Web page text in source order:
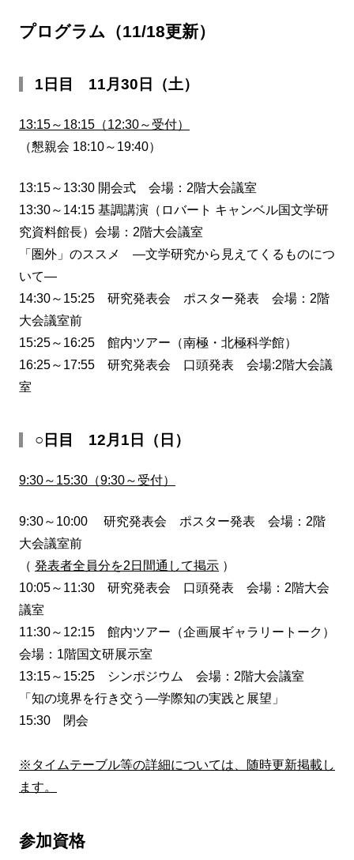
プログラム（11/18更新）
1日目 11月30日（土）
13:15～18:15（12:30～受付）
（懇親会 18:10～19:40）
13:15～13:30 開会式 会場：2階大会議室
13:30～14:15 基調講演（ロバート キャンベル国文学研
究資料館長）会場：2階大会議室
「圏外」のススメ ―文学研究から見えてくるものにつ
いて―
14:30～15:25 研究発表会 ポスター発表 会場：2階
大会議室前
15:25～16:25 館内ツアー（南極・北極科学館）
16:25～17:55 研究発表会 口頭発表 会場:2階大会議
室
○日目 12月1日（日）
9:30～15:30（9:30～受付）
9:30～10:00 研究発表会 ポスター発表 会場：2階
大会議室前
（ 発表者全員分を2日間通して掲示 ）
10:05～11:30 研究発表会 口頭発表 会場：2階大会
議室
11:30～12:15 館内ツアー（企画展ギャラリートーク）
会場：1階国文研展示室
13:15～15:25 シンポジウム 会場：2階大会議室
「知の境界を行き交う―学際知の実践と展望」
15:30 閉会
※タイムテーブル等の詳細については、随時更新掲載し
ます。
参加資格